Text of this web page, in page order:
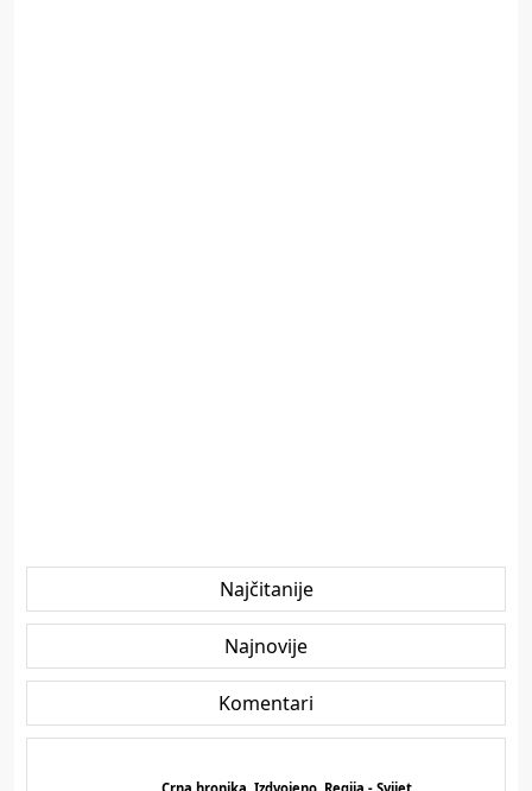
Najčitanije
Najnovije
Komentari